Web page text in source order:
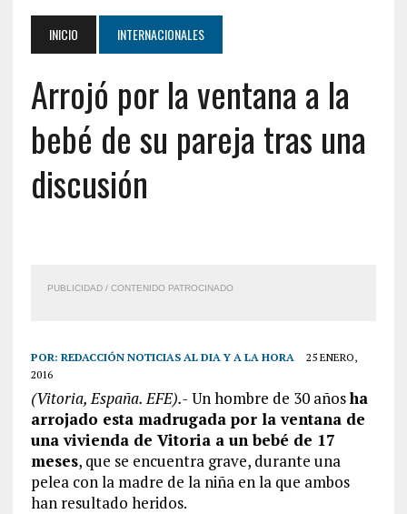
INICIO INTERNACIONALES
Arrojó por la ventana a la
bebé de su pareja tras una
discusión
PUBLICIDAD / CONTENIDO PATROCINADO
POR: REDACCIÓN NOTICIAS AL DIA Y A LA HORA
25 ENERO,
2016
(Vitoria, España. EFE).-Un hombre de 30 añosha
arrojado esta madrugada por la ventana de
una vivienda de Vitoria a un bebé de 17
meses, que se encuentra grave, durante una
pelea con la madre de la niña en la que ambos
han resultado heridos.